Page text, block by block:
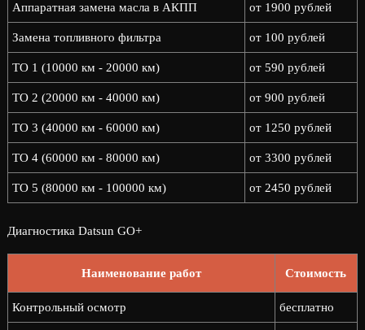
Аппаратная замена масла в АКПП от 1900 рублей
Замена топливного фильтра от 100 рублей
ТО 1 (10000 км - 20000 км) от 590 рублей
ТО 2 (20000 км - 40000 км) от 900 рублей
ТО 3 (40000 км - 60000 км) от 1250 рублей
ТО 4 (60000 км - 80000 км) от 3300 рублей
ТО 5 (80000 км - 100000 км) от 2450 рублей
Диагностика Datsun GO+
Наименование работ Стоимость
Контрольный осмотр бесплатно